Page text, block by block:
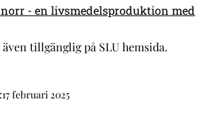
- en livsmedelsproduktion med
tillgänglig på SLU hemsida.
17 februari 2025